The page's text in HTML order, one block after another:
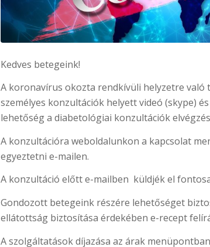
Kedves betegeink!
A koronavírus okozta rendkívüli helyzetre való
személyes konzultációk helyett videó (skype)
lehetőség a diabetológiai konzultációk
A konzultációra weboldalunkon a kapcsolat
egyeztetni e-mailen.
A konzultáció előtt e-mailben küldjék el
Gondozott betegeink részére lehetőséget
ellátottság biztosítása érdekében e-recept
A szolgáltatások díjazása az árak